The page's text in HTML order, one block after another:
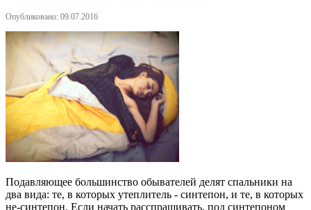
Опубликовано: 09.07.2016
Подавляющее большинство обывателей делят спальники на
два вида: те, в которых утеплитель - синтепон, и те, в которых
не-синтепон. Если начать расспрашивать, под синтепоном